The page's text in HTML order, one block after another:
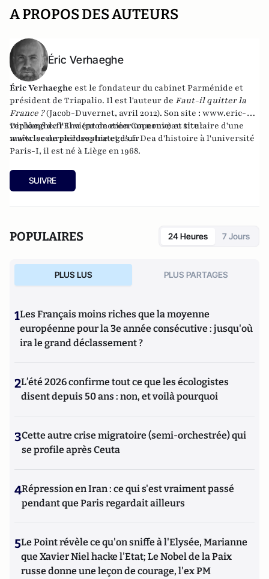
A PROPOS DES AUTEURS
Éric Verhaeghe
Éric Verhaeghe est le fondateur du cabinet Parménide et
président de Triapalio. Il est l'auteur de Faut-il quitter la
France ?(Jacob-Duvernet, avril 2012). Son site : www.eric-
verhaeghe.frIl vient de créer un nouveau site :
www.lecourrierdesstrateges.fr
Diplômé de l'Ena (promotion Copernic) et titulaire d'une
maîtrise de philosophie et d'un Dea d'histoire à l'université
Paris-I, il est né à Liège en 1968.
SUIVRE
POPULAIRES 24 Heures 7 Jours
PLUS LUS PLUS PARTAGES
1Les Français moins riches que la moyenne
européenne pour la 3e année consécutive : jusqu'où
ira le grand déclassement ?
2L’été 2026 confirme tout ce que les écologistes
disent depuis 50 ans : non, et voilà pourquoi
3Cette autre crise migratoire (semi-orchestrée) qui
se profile après Ceuta
4Répression en Iran : ce qui s'est vraiment passé
pendant que Paris regardait ailleurs
5Le Point révèle ce qu'on sniffe à l'Elysée, Marianne
que Xavier Niel hacke l'Etat; Le Nobel de la Paix
russe donne une leçon de courage, l'ex PM